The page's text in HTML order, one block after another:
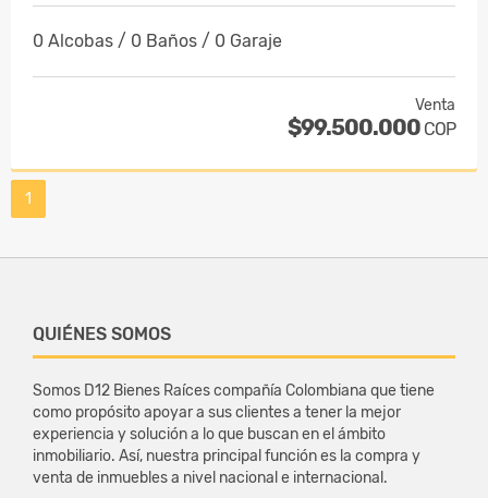
0 Alcobas / 0 Baños / 0 Garaje
Venta
$99.500.000 COP
1
QUIÉNES SOMOS
Somos D12 Bienes Raíces compañía Colombiana que tiene
como propósito apoyar a sus clientes a tener la mejor
experiencia y solución a lo que buscan en el ámbito
inmobiliario. Así, nuestra principal función es la compra y
venta de inmuebles a nivel nacional e internacional.